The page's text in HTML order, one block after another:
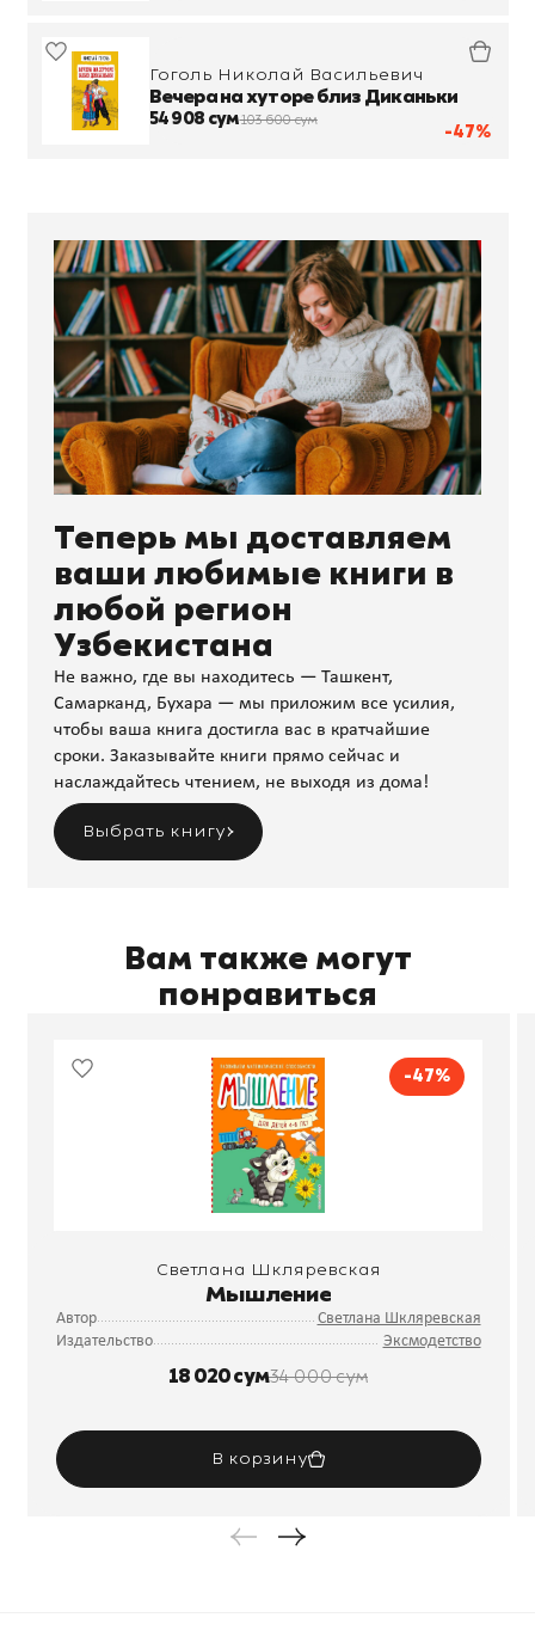
-47%
Гоголь Николай Васильевич
Вечера на хуторе близ Диканьки
54 908 сум103 600 сум
Теперь мы доставляем
ваши любимые книги в
любой регион
Узбекистана
Не важно, где вы находитесь — Ташкент,
Самарканд, Бухара — мы приложим все усилия,
чтобы ваша книга достигла вас в кратчайшие
сроки. Заказывайте книги прямо сейчас и
наслаждайтесь чтением, не выходя из дома!
Выбрать книгу
Вам также могут
понравиться
-47%
Светлана Шкляревская
Мышление
Автор
Светлана Шкляревская
Издательство
Эксмодетство
18 020 сум34 000 сум
В корзину